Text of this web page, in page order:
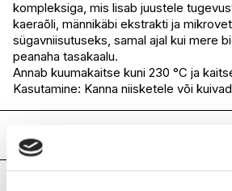
I.L.U. Rocca
Saadaval
I.L.U. Lõunakeskus
Saadaval
I.L.U. Pärnu
kompleksiga, mis lisab juustele
kaeraõli, männikäbi ekstrakti ja
sügavniisutuseks, samal ajal kui mere
peanaha tasakaalu.
Annab kuumakaitse kuni 230 °C ja
Kasutamine: Kanna niisketele või
Koostis